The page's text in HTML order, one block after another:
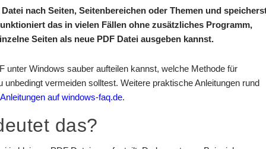
nach Seiten, Seitenbereichen oder Themen und
das in vielen Fällen ohne zusätzliches Programm,
Seiten als neue PDF Datei ausgeben kannst.
unter Windows sauber aufteilen kannst, welche Methode für
vermeiden solltest. Weitere praktische Anleitungen rund
auf windows-faq.de.
das?